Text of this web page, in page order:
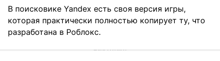
В поисковике Yandex есть своя версия игры,
которая практически полностью копирует ту, что
разработана в Роблокс.